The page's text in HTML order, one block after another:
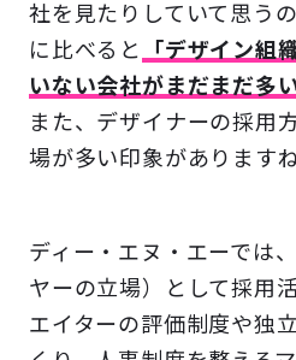
社を見たりしていて思う
に比べると
「デザイン組
いない会社がまだまだ多い
また、デザイナーの採用
場が多い印象がありますね
ディー・エヌ・エーでは
ヤーの立場）として採用
エイターの評価制度や独